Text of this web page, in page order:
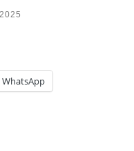
WhatsApp